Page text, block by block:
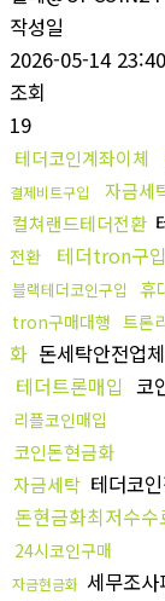
작성일
2026-05-14 23:40
조회
19
테더코인계좌이체
결제비트구입
자금세
컬쳐랜드테더전환
전환
테더tron구입
블랙테더코인구입 휴
tron구매대행 트론
화 돈세탁안전업체
테더트론매입 코
리플코인매입
코인돈현금화
자금세탁 테더코
돈현금화최저수수
24시코인구매
자금현금화 세무조사